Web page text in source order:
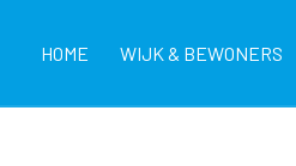
HOME WIJK & BEWONERS